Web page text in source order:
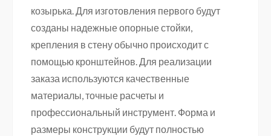
козырька. Для изготовления первого будут
созданы надежные опорные стойки,
крепления в стену обычно происходит с
помощью кронштейнов. Для реализации
заказа используются качественные
материалы, точные расчеты и
профессиональный инструмент. Форма и
размеры конструкции будут полностью